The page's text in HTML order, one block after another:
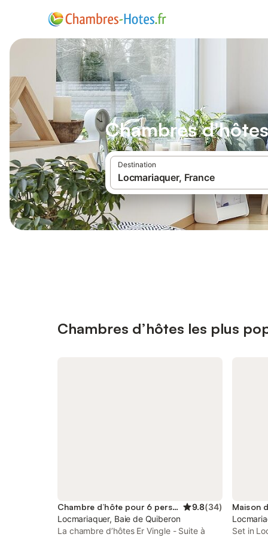
Chambres
Destination
Chambres d’hôtes les plus
Chambre d’hôte pour 6 personnes 9.8(34)
Locmariaquer, Baie de Quiberon
La chambre d’hôtes Er Vingle - Suite à
Set in